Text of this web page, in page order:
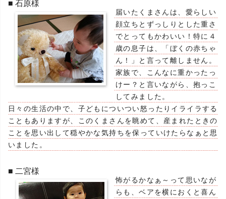
■ 石原様
届いたくまさんは、愛らしい
顔立ちとずっしりとした重さ
でとってもかわいい！特に４
歳の息子は、「ぼくの赤ちゃ
ん！」と言って離しません。
家族で、こんなに重かったっ
けー？と言いながら、抱っこ
してみました。
日々の生活の中で、子どもについつい怒ったりイライラする
こともありますが、このくまさんを眺めて、産まれたときの
ことを思い出して穏やかな気持ちを保っていけたらなぁと思
いました。
■ 二宮様
怖がるかなぁ～って思いなが
らも、ベアを横におくと喜ん